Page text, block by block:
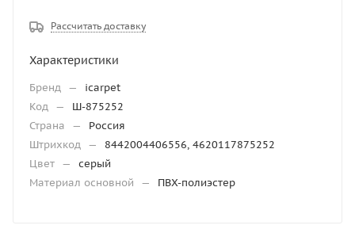
Рассчитать доставку
Характеристики
Бренд —
icarpet
Код —
Ш-875252
Страна
—
Россия
Штрихкод —
8442004406556, 4620117875252
Цвет —
серый
Материал основной
— ПВХ-полиэстер